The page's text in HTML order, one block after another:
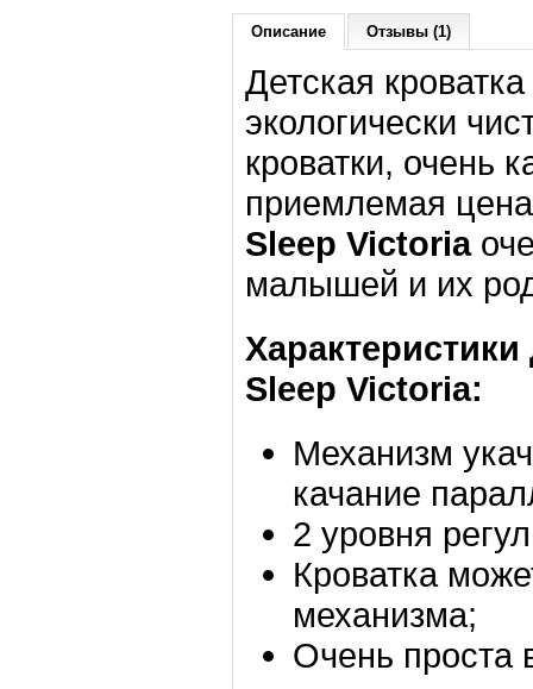
Описание Отзывы (1)
Детская кроватка
экологически
кроватки, очень
приемлемая
Sleep Victoria
малышей и их
Sleep Victoria:
Механизм
качание
2 уровня
Кроватка
механизма;
Очень проста